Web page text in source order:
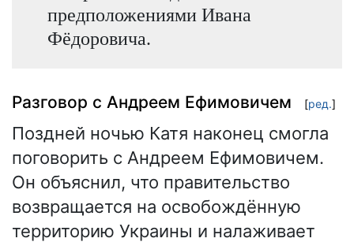
предположениями Ивана
Фёдоровича.
Разговор с Андреем Ефимовичем [ред.]
Поздней ночью Катя наконец смогла
поговорить с Андреем Ефимовичем.
Он объяснил, что правительство
возвращается на освобождённую
территорию Украины и налаживает